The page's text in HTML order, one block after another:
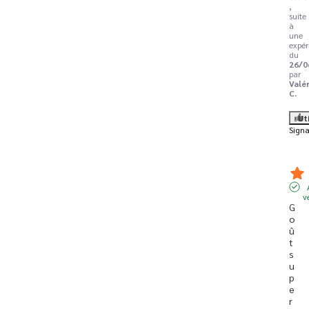
,
suite
à
une
du
26/
par
C.
G
o
û
t
s
u
p
e
r